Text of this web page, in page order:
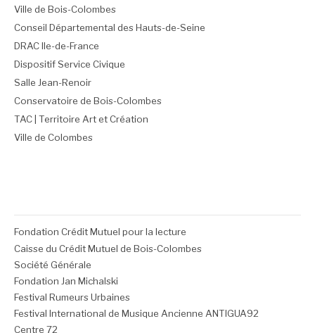
Ville de Bois-Colombes
Conseil Départemental des Hauts-de-Seine
DRAC Ile-de-France
Dispositif Service Civique
Salle Jean-Renoir
Conservatoire de Bois-Colombes
TAC | Territoire Art et Création
Ville de Colombes
Fondation Crédit Mutuel pour la lecture
Caisse du Crédit Mutuel de Bois-Colombes
Société Générale
Fondation Jan Michalski
Festival Rumeurs Urbaines
Festival International de Musique Ancienne ANTIGUA92
Centre 72